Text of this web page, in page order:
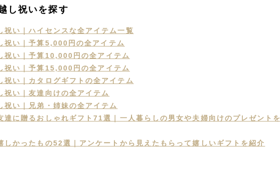
し祝いを探す
祝い｜ハイセンスな全アイテム一覧
祝い｜予算5,000円の全アイテム
祝い｜予算10,000円の全アイテム
祝い｜予算15,000円の全アイテム
祝い｜カタログギフトの全アイテム
祝い｜友達向けの全アイテム
祝い｜兄弟・姉妹の全アイテム
達に贈るおしゃれギフト71選｜一人暮らしの男女や夫婦向けのプレゼントを
しかったもの52選｜アンケートから見えたもらって嬉しいギフトを紹介